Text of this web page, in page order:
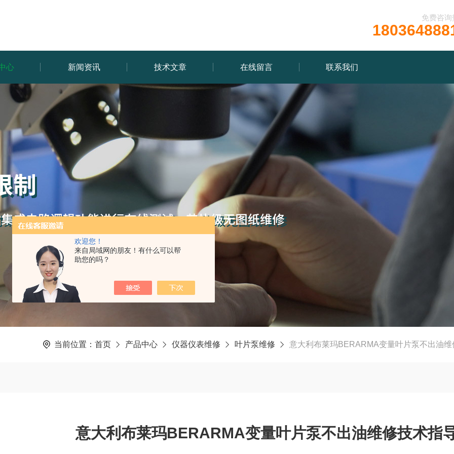
欢迎您！
来自局域网的朋友！有什么可以帮
助您的吗？
免费咨询
心 新闻资讯 技术文章 在线留言 联系我们
当前位置： 首页 产品中心 仪器仪表维修 叶片泵维修 意大利布莱玛BERARMA变量叶片泵不出油
意大利布莱玛BERARMA变量叶片泵不出油维修技术指